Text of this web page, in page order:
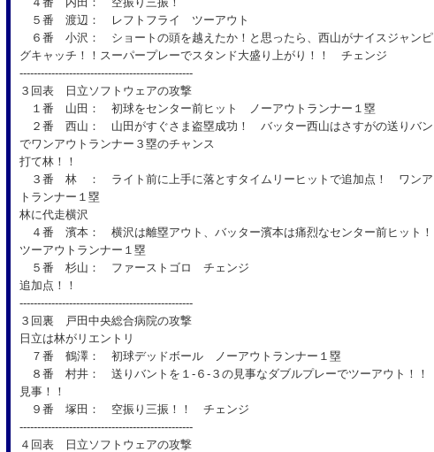
５番 渡辺： レフトフライ ツーアウト
６番 小沢： ショートの頭を越えたか！と思ったら、西山がナイスジャン
グキャッチ！！スーパープレーでスタンド大盛り上がり！！ チェンジ
-------------------------------------------------
３回表 日立ソフトウェアの攻撃
１番 山田： 初球をセンター前ヒット ノーアウトランナー１塁
２番 西山： 山田がすぐさま盗塁成功！ バッター西山はさすがの送りバ
でワンアウトランナー３塁のチャンス
打て林！！
３番 林 ： ライト前に上手に落とすタイムリーヒットで追加点！ ワン
トランナー１塁
林に代走横沢
４番 濱本： 横沢は離塁アウト、バッター濱本は痛烈なセンター前ヒッ
ツーアウトランナー１塁
５番 杉山： ファーストゴロ チェンジ
追加点！！
-------------------------------------------------
３回裏 戸田中央総合病院の攻撃
日立は林がリエントリ
７番 鶴澤： 初球デッドボール ノーアウトランナー１塁
８番 村井： 送りバントを１-６-３の見事なダブルプレーでツーアウト！
見事！！
９番 塚田： 空振り三振！！ チェンジ
-------------------------------------------------
４回表 日立ソフトウェアの攻撃